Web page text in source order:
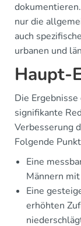
nur die
auch
urbanen und
Haupt-
Die
signifikante
Verbesserung
Folgende
Eine
Männern
Eine
erhöhten